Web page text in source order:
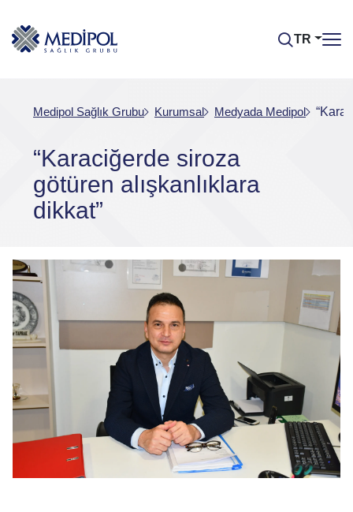
TR
Medipol Sağlık Grubu Kurumsal Medyada Medipol
“Karaciğerde siroza
götüren alışkanlıklara
dikkat”